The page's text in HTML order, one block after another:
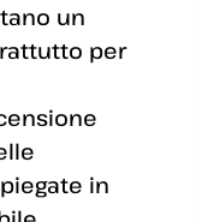
un
per
in